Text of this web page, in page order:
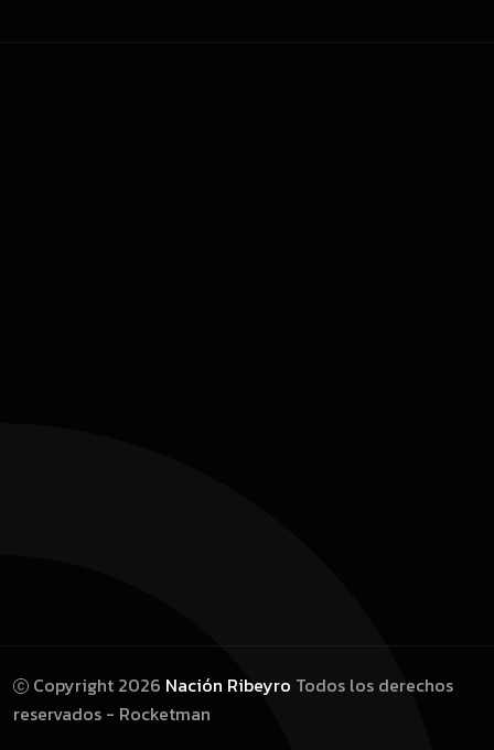
Copyright 2026 Nación Ribeyro Todos los derechos
reservados - Rocketman